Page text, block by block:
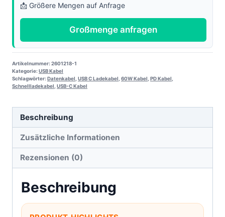
📩 Größere Mengen auf Anfrage
Großmenge anfragen
Artikelnummer:2601218-1
Kategorie:USB Kabel
Schlagwörter:Datenkabel USB C Ladekabel 60W Kabel PD Kabel
Schnellladekabel USB-C Kabel
Beschreibung
Zusätzliche Informationen
Rezensionen (0)
Beschreibung